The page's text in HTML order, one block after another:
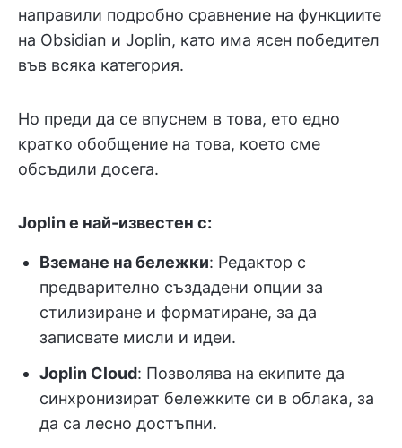
направили подробно сравнение на функциите
на Obsidian и Joplin, като има ясен победител
във всяка категория.
Но преди да се впуснем в това, ето едно
кратко обобщение на това, което сме
обсъдили досега.
Joplin е най-известен с:
Вземане на бележки: Редактор с
предварително създадени опции за
стилизиране и форматиране, за да
записвате мисли и идеи.
Joplin Cloud: Позволява на екипите да
синхронизират бележките си в облака, за
да са лесно достъпни.